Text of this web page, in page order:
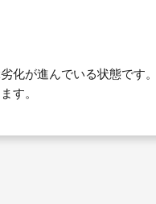
化が進んでいる状態です。
す。